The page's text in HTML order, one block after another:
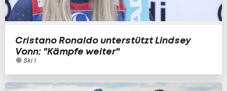
Cristano Ronaldo unterstützt Lindsey
Vonn: "Kämpfe weiter"
Ski 1